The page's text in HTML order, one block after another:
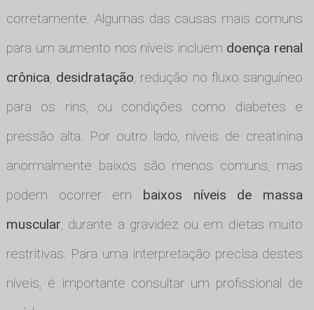
corretamente. Algumas das causas mais comuns
para um aumento nos níveis incluem doença renal
crônica, desidratação, redução no fluxo sanguíneo
para os rins, ou condições como diabetes e
pressão alta. Por outro lado, níveis de creatinina
anormalmente baixos são menos comuns, mas
podem ocorrer em baixos níveis de massa
muscular, durante a gravidez ou em dietas muito
restritivas. Para uma interpretação precisa destes
níveis, é importante consultar um profissional de